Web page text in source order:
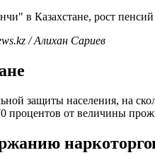
/ Алихан Сариев
защиты населения, на
процентов от величины